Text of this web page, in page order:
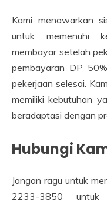
Kami menawarkan
untuk memenuhi
membayar setelah
pembayaran DP
pekerjaan selesai.
memiliki kebutuhan
beradaptasi dengan
Hubungi
Jangan ragu untuk
2233-3850 untuk